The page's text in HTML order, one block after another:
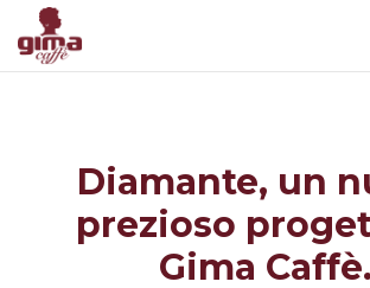
Diamante, un
prezioso
Gima Caffè.